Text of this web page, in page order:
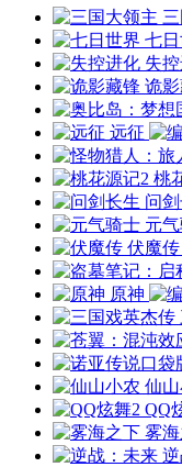
七
失
诡
远征
桃
问
元
伏魔传
原神
仙
QQ
雾